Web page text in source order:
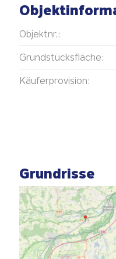
Objektnr.:
Grundstücksfläche:
Käuferprovision:
Grundrisse